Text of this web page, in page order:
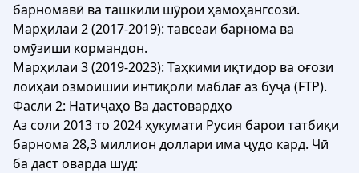
барномавӣ ва ташкили шӯрои ҳамоҳангсозӣ.
Марҳилаи 2 (2017-2019): тавсеаи барнома ва
омӯзиши кормандон.
Марҳилаи 3 (2019-2023): Таҳкими иқтидор ва оғози
лоиҳаи озмоишии интиқоли маблағ аз буҷа (FTP).
Фасли 2: Натиҷаҳо Ва дастовардҳо
Аз соли 2013 то 2024 ҳукумати Русия барои татбиқи
барнома 28,3 миллион доллари има ҷудо кард. Чӣ
ба даст оварда шуд: